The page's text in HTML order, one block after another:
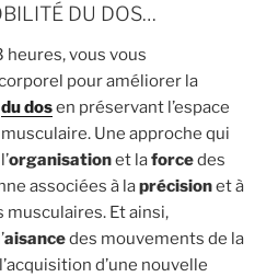
DU DOS…
heures, vous vous
pour améliorer la
du dosen préservant l’espace
Une approche qui
organisationet laforcedes
associées à laprécisionet à
musculaires. Et ainsi,
aisancedes mouvements de la
d’une nouvelle